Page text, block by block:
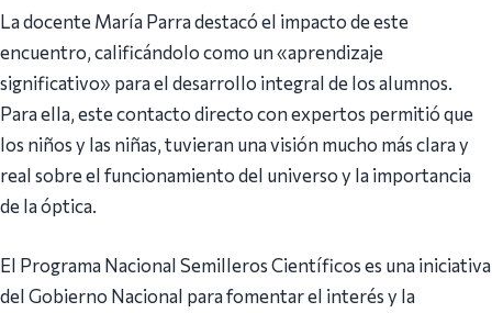
La docente María Parra destacó el impacto de este
encuentro, calificándolo como un «aprendizaje
significativo» para el desarrollo integral de los alumnos.
Para ella, este contacto directo con expertos permitió que
los niños y las niñas, tuvieran una visión mucho más clara y
real sobre el funcionamiento del universo y la importancia
de la óptica.
El Programa Nacional Semilleros Científicos es una iniciativa
del Gobierno Nacional para fomentar el interés y la